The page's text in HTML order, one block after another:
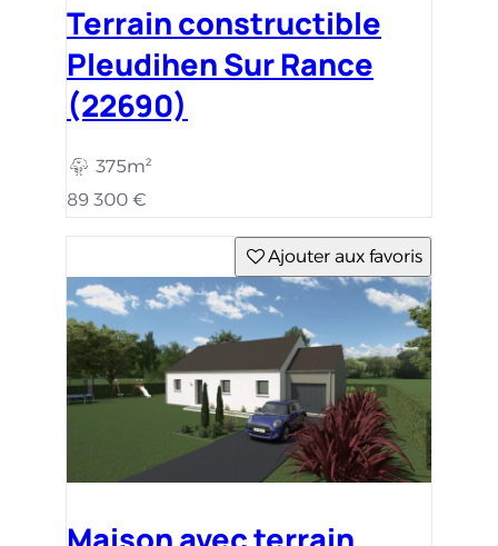
Terrain constructible
Pleudihen Sur Rance
(22690)
375m²
89 300 €
Ajouter aux favoris